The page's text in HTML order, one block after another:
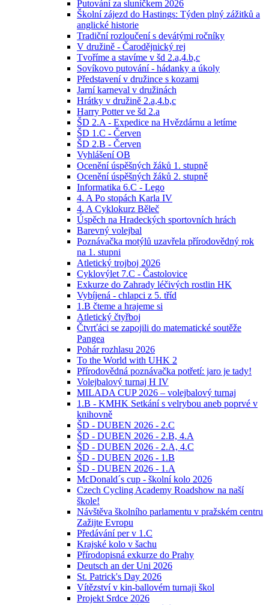
Putování za sluníčkem 2026
Školní zájezd do Hastings: Týden plný zážitků a
anglické historie
Tradiční rozloučení s devátými ročníky
V družině - Čarodějnický rej
Tvoříme a stavíme v šd 2.a,4.b,c
Sovíkovo putování - hádanky a úkoly
Představení v družince s kozami
Jarní karneval v družinách
Hrátky v družině 2.a,4.b,c
Harry Potter ve šd 2.a
ŠD 2.A - Expedice na Hvězdárnu a letíme
ŠD 1.C - Červen
ŠD 2.B - Červen
Vyhlášení OB
Ocenění úspěšných žáků 1. stupně
Ocenění úspěšných žáků 2. stupně
Informatika 6.C - Lego
4. A Po stopách Karla IV
4. A Cyklokurz Běleč
Úspěch na Hradeckých sportovních hrách
Barevný volejbal
Poznávačka motýlů uzavřela přírodovědný rok
na 1. stupni
Atletický trojboj 2026
Cyklovýlet 7.C - Častolovice
Exkurze do Zahrady léčivých rostlin HK
Vybíjená - chlapci z 5. tříd
1.B čteme a hrajeme si
Atletický čtyřboj
Čtvrťáci se zapojili do matematické soutěže
Pangea
Pohár rozhlasu 2026
To the World with UHK 2
Přírodovědná poznávačka potřetí: jaro je tady!
Volejbalový turnaj H IV
MILADA CUP 2026 – volejbalový turnaj
1.B - KMHK Setkání s velrybou aneb poprvé v
knihovně
ŠD - DUBEN 2026 - 2.C
ŠD - DUBEN 2026 - 2.B, 4.A
ŠD - DUBEN 2026 - 2.A, 4.C
ŠD - DUBEN 2026 - 1.B
ŠD - DUBEN 2026 - 1.A
McDonald´s cup - školní kolo 2026
Czech Cycling Academy Roadshow na naší
škole!
Návštěva školního parlamentu v pražském centru
Zažijte Evropu
Předávání per v 1.C
Krajské kolo v šachu
Přírodopisná exkurze do Prahy
Deutsch an der Uni 2026
St. Patrick's Day 2026
Vítězství v kin-ballovém turnaji škol
Projekt Srdce 2026